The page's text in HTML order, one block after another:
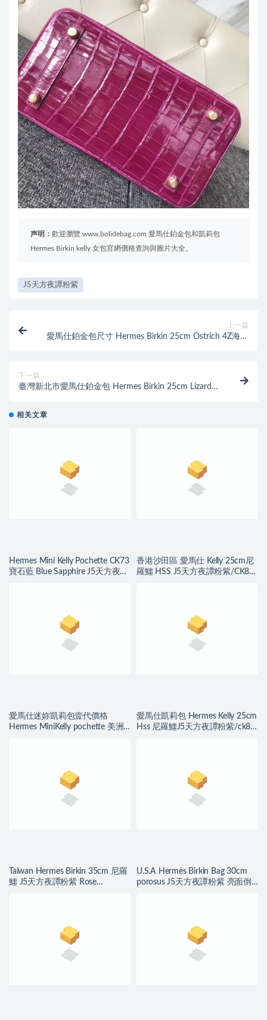
声明： 歡迎瀏覽 www.bolidebag.com 愛馬仕鉑金包和凱莉包
Hermes Birkin kelly 女包官網價格查詢與圖片大全。
J5天方夜譚粉紫
上一篇
愛馬仕鉑金包尺寸 Hermes Birkin 25cm Ostrich 4Z海鷗
下一篇
臺灣新北市愛馬仕鉑金包 Hermes Birkin 25cm Lizard
相关文章
Hermes Mini Kelly Pochette CK73
寶石藍 Blue Sapphire J5天方夜譚
香港沙田區 愛馬仕 Kelly 25cm尼
羅鱷 HSS J5天方夜譚粉紫/CK81
愛馬仕迷妳凱莉包壹代價格
Hermes MiniKelly pochette 美洲
愛馬仕凱莉包 Hermes Kelly 25cm
Hss 尼羅鱷J5天方夜譚粉紫/ck81
Taiwan Hermes Birkin 35cm 尼羅
鱷 J5天方夜譚粉紫 Rose
U.S.A Hermès Birkin Bag 30cm
porosus J5天方夜譚粉紫 亮面倒V